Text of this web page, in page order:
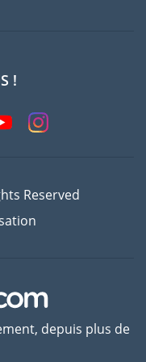
!
Reserved
depuis plus de